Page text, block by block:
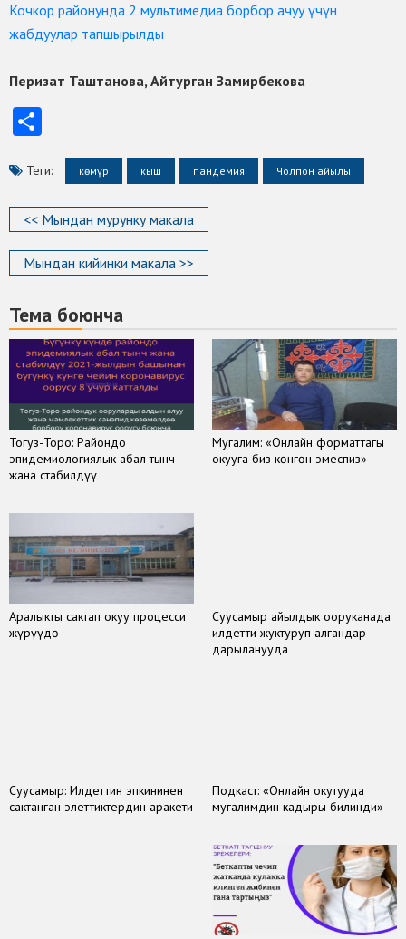
Кочкор районунда 2 мультимедиа борбор ачуу үчүн
жабдуулар тапшырылды
Перизат Таштанова, Айтурган Замирбекова
Теги: көмүр кыш пандемия Чолпон айылы
<< Мындан мурунку макала
Мындан кийинки макала >>
Тема боюнча
Тогуз-Торо: Райондо
эпидемиологиялык абал тынч
жана стабилдүү
Мугалим: «Онлайн форматтагы
окууга биз көнгөн эмеспиз»
Аралыкты сактап окуу процесси
жүрүүдө
Суусамыр айылдык ооруканада
илдетти жуктуруп алгандар
дарыланууда
Суусамыр: Илдеттин эпкининен
сактанган элеттиктердин аракети
Подкаст: «Онлайн окутууда
мугалимдин кадыры билинди»